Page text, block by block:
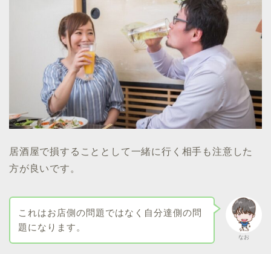
居酒屋で損することとして一緒に行く相手も注意した
方が良いです。
なお
これはお店側の問題ではなく自分達側の問
題になります。